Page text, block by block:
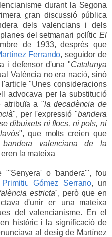
durant la Segona
gran discussió pública
dels valencians i dels
del setmanari polític El
de 1933, després que
Ferrando, seguidor de
i defensor d'una "Catalunya
València no era nació, sinó
"Unes consideracions
advocava per la substitució
atribuïa a "la decadència de
", per l'expressió "bandera
dibuixets ni flocs, ni pols, ni
", que molts creien que
valenciana de la
la mateixa.
"'Senyera' o 'bandera'", fou
Primitiu Gómez Serrano, un
estricta", però que en
d'unir en una mateixa
del valencianisme. En el
històric i la significació de
al desig de Martínez